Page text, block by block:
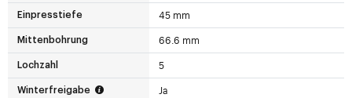
Einpresstiefe 45 mm
Mittenbohrung 66.6 mm
Lochzahl 5
Winterfreigabe Ja